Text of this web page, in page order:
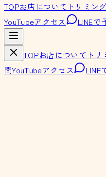
TOPお店について トリミン
YouTubeアクセス LINEで
TOPお店について ト
問YouTubeアクセス LINE